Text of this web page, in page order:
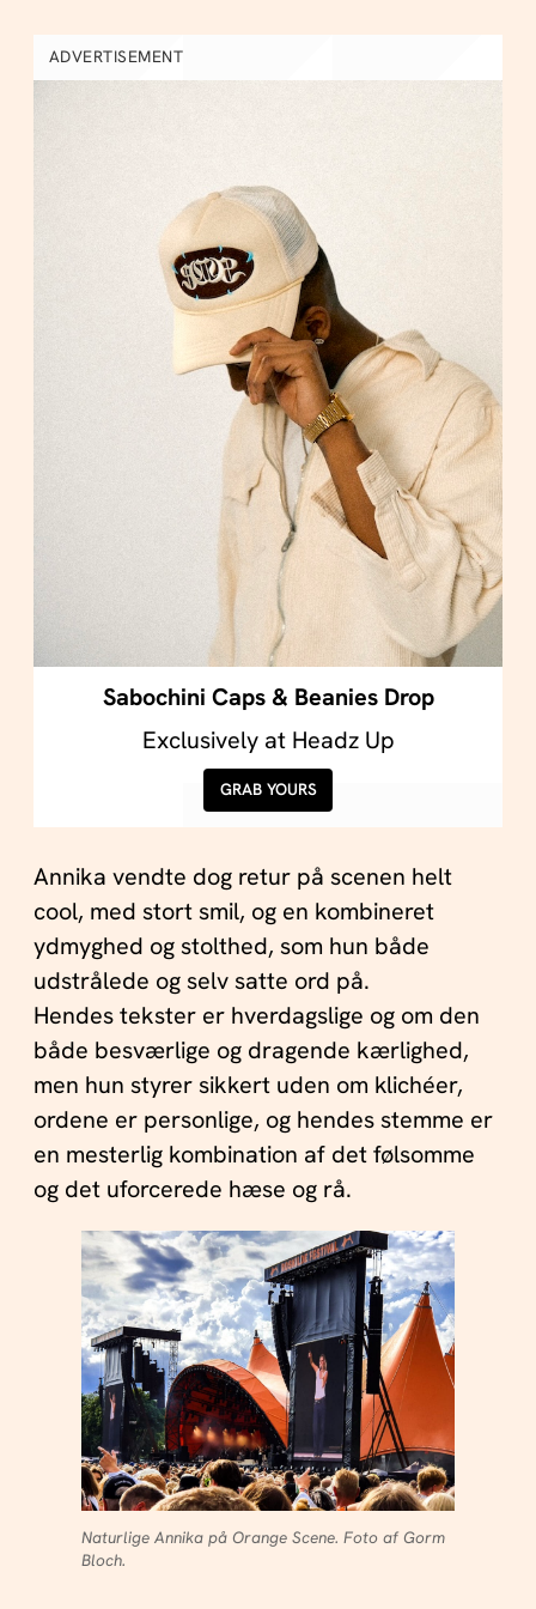
ADVERTISEMENT
Sabochini Caps & Beanies Drop
Exclusively at Headz Up
GRAB YOURS
Annika vendte dog retur på scenen helt
cool, med stort smil, og en kombineret
ydmyghed og stolthed, som hun både
udstrålede og selv satte ord på.
Hendes tekster er hverdagslige og om den
både besværlige og dragende kærlighed,
men hun styrer sikkert uden om klichéer,
ordene er personlige, og hendes stemme er
en mesterlig kombination af det følsomme
og det uforcerede hæse og rå.
Naturlige Annika på Orange Scene. Foto af Gorm
Bloch.